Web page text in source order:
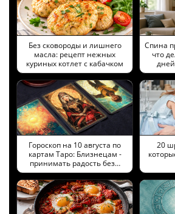
Без сковороды и лишнего
масла: рецепт нежных
куриных котлет с кабачком
Спина
что
Гороскоп на 10 августа по
картам Таро: Близнецам -
принимать радость без…
20